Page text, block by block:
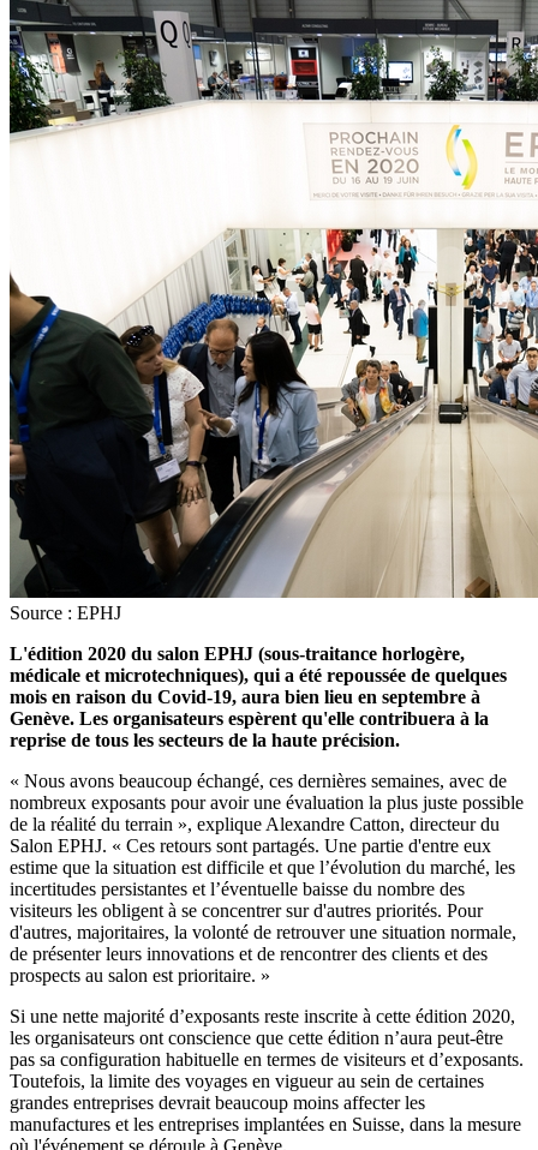
Source : EPHJ
L'édition 2020 du salon EPHJ (sous-traitance horlogère,
médicale et microtechniques), qui a été repoussée de quelques
mois en raison du Covid-19, aura bien lieu en septembre à
Genève. Les organisateurs espèrent qu'elle contribuera à la
reprise de tous les secteurs de la haute précision.
« Nous avons beaucoup échangé, ces dernières semaines, avec de
nombreux exposants pour avoir une évaluation la plus juste possible
de la réalité du terrain », explique Alexandre Catton, directeur du
Salon EPHJ. « Ces retours sont partagés. Une partie d'entre eux
estime que la situation est difficile et que l’évolution du marché, les
incertitudes persistantes et l’éventuelle baisse du nombre des
visiteurs les obligent à se concentrer sur d'autres priorités. Pour
d'autres, majoritaires, la volonté de retrouver une situation normale,
de présenter leurs innovations et de rencontrer des clients et des
prospects au salon est prioritaire. »
Si une nette majorité d’exposants reste inscrite à cette édition 2020,
les organisateurs ont conscience que cette édition n’aura peut-être
pas sa configuration habituelle en termes de visiteurs et d’exposants.
Toutefois, la limite des voyages en vigueur au sein de certaines
grandes entreprises devrait beaucoup moins affecter les
manufactures et les entreprises implantées en Suisse, dans la mesure